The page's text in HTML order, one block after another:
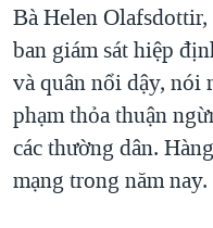
CHI PHÍ CHIẾN TRANH
CÁC GIÁ TRỊ CỘNG
THƯỢNG ĐỈNH
TRỊNH VĨNH BÌNH VS.
NGƯ DÂN VIỆT VÀ
Bà Helen
ban giám sát hiệp
và quân nổi dậy, nói
phạm thỏa thuận
các thường dân.
mạng trong năm nay.